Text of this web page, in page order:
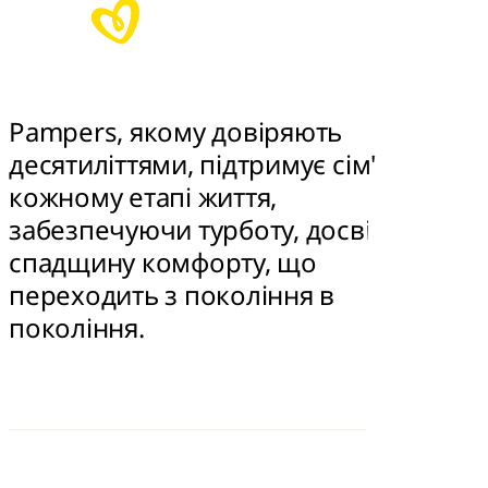
Pampers, якому довіряють
десятиліттями, підтримує сім'ї на
кожному етапі життя,
забезпечуючи турботу, досвід та
спадщину комфорту, що
переходить з покоління в
покоління.